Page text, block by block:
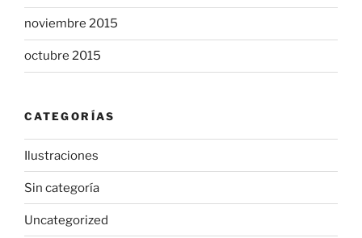
noviembre 2015
octubre 2015
CATEGORÍAS
Ilustraciones
Sin categoría
Uncategorized